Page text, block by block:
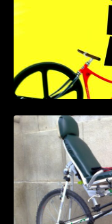
paso